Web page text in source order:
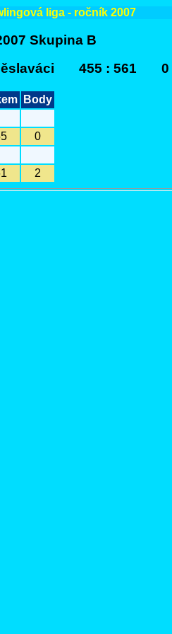
liga - ročník 2007
Skupina B
455 : 561 0
Body
0
2